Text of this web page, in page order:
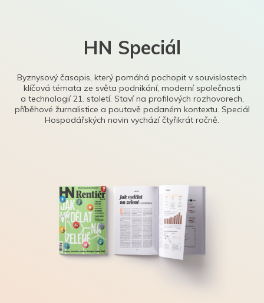
HN Speciál
Byznysový časopis, který pomáhá pochopit v souvislostech
klíčová témata ze světa podnikání, moderní společnosti
a technologií 21. století. Staví na profilových rozhovorech,
příběhové žurnalistice a poutavě podaném kontextu. Speciál
Hospodářských novin vychází čtyřikrát ročně.